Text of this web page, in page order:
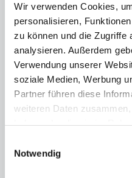
Wir verwenden Cookies,
personalisieren,
zu können und die Zugriffe
analysieren. Außerdem
Verwendung unserer
soziale Medien, Werbung
Partner führen diese
weiteren Daten
Notwendig
Partnern eine große
touristischem
internationaler
praktischen Hürden
verwies etwa auf die
Anbindung des Berliner
Fazit: Gemeinsam
Der Abend machte
Herausforderungen
ist die Bereitschaft,